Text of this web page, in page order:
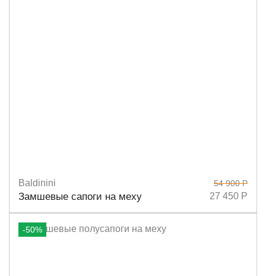
Размеры
Baldinini
Замшевые сапоги на меху
54 900 Р
27 450 Р
-50%